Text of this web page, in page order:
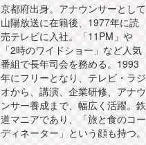
京都府出身。アナウンサーとして
山陽放送に在籍後、1977年に読
売テレビに入社。「11PM」や
「2時のワイドショー」など人気
番組で長年司会を務める。1993
年にフリーとなり、テレビ・ラジ
オから、講演、企業研修、アナウ
ンサー養成まで、幅広く活躍。鉄
道マニアであり、「旅と食のコー
ディネーター」という顔も持つ。